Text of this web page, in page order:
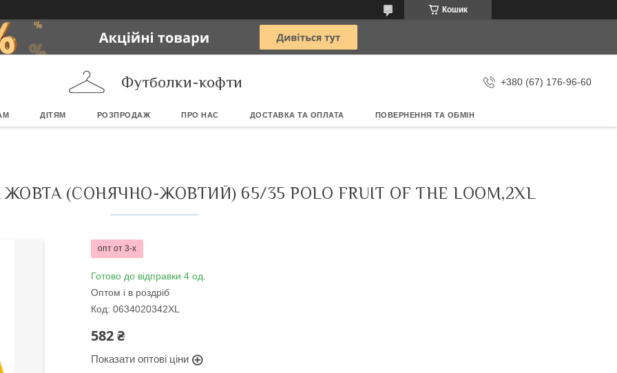
Кошик
Футболки-кофти +380 (67) 176-96-60
ДІТЯМ РОЗПРОДАЖ ПРО НАС ДОСТАВКА ТА ОПЛАТА ПОВЕРНЕННЯ ТА ОБМІН
(СОНЯЧНО-ЖОВТИЙ) 65/35 POLO FRUIT OF THE LOOM,2XL
опт от 3-х
Готово до відправки 4 од.
Оптом і в роздріб
Код: 0634020342XL
582 ₴
Показати оптові ціни